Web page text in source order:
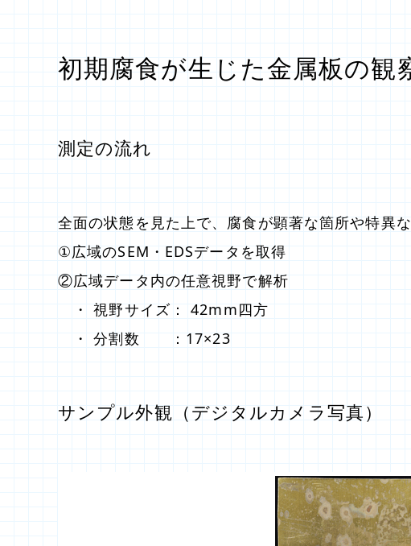
初期腐食が生じた金属板の観
測定の流れ
全面の状態を見た上で、腐食が顕著な箇所や特異
①広域のSEM・EDSデータを取得
②広域データ内の任意視野で解析
・ 視野サイズ： 42mm四方
・ 分割数 ：17×23
サンプル外観（デジタルカメラ写真）